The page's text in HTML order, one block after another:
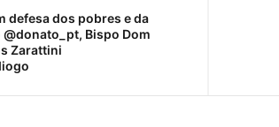
defesa dos pobres e da
Bispo Dom
Zarattini